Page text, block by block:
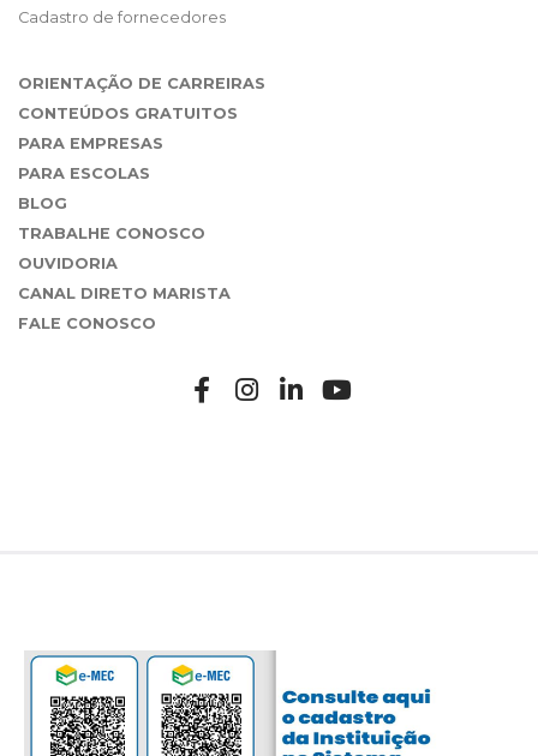
Cadastro de fornecedores
ORIENTAÇÃO DE CARREIRAS
CONTEÚDOS GRATUITOS
PARA EMPRESAS
PARA ESCOLAS
BLOG
TRABALHE CONOSCO
OUVIDORIA
CANAL DIRETO MARISTA
FALE CONOSCO